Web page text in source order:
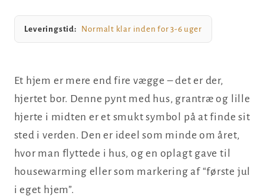
Leveringstid: Normalt klar inden for 3-6 uger
Et hjem er mere end fire vægge – det er der,
hjertet bor. Denne pynt med hus, grantræ og lille
hjerte i midten er et smukt symbol på at finde sit
sted i verden. Den er ideel som minde om året,
hvor man flyttede i hus, og en oplagt gave til
housewarming eller som markering af “første jul
i eget hjem”.